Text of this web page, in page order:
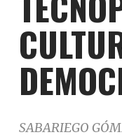
SABARIEGO